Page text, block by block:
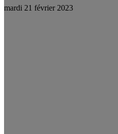
mardi 21 février 2023